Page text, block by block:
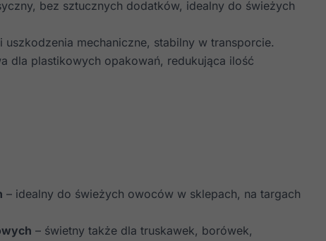
bez sztucznych dodatków, idealny do świeżych
mechaniczne, stabilny w transporcie.
dla plastikowych opakowań, redukująca ilość
– idealny do świeżych owoców w sklepach, na targach
– świetny także dla truskawek, borówek,